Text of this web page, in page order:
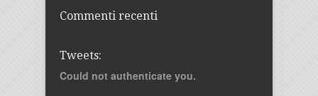
Commenti recenti
Tweets:
Could not authenticate you.